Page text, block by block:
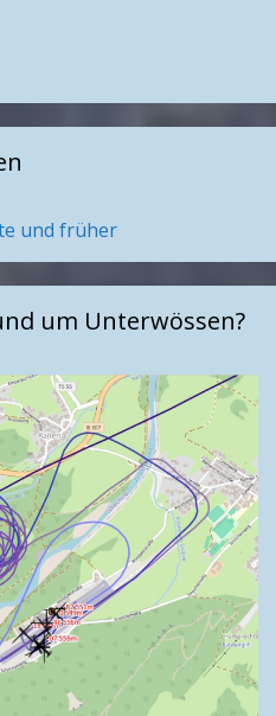
und früher
um Unterwössen?